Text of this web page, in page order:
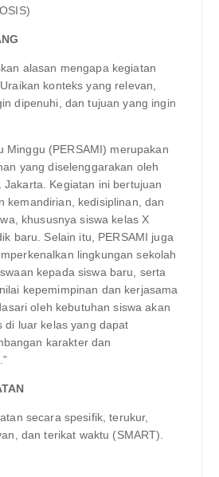
alasan mengapa kegiatan
konteks yang relevan,
dipenuhi, dan tujuan yang ingin
Minggu (PERSAMI) merupakan
yang diselenggarakan oleh
Jakarta. Kegiatan ini bertujuan
kemandirian, kedisiplinan, dan
khususnya siswa kelas X
baru. Selain itu, PERSAMI juga
lingkungan sekolah
kepada siswa baru, serta
kepemimpinan dan kerjasama
oleh kebutuhan siswa akan
di luar kelas yang dapat
karakter dan
secara spesifik, terukur,
dan terikat waktu (SMART).